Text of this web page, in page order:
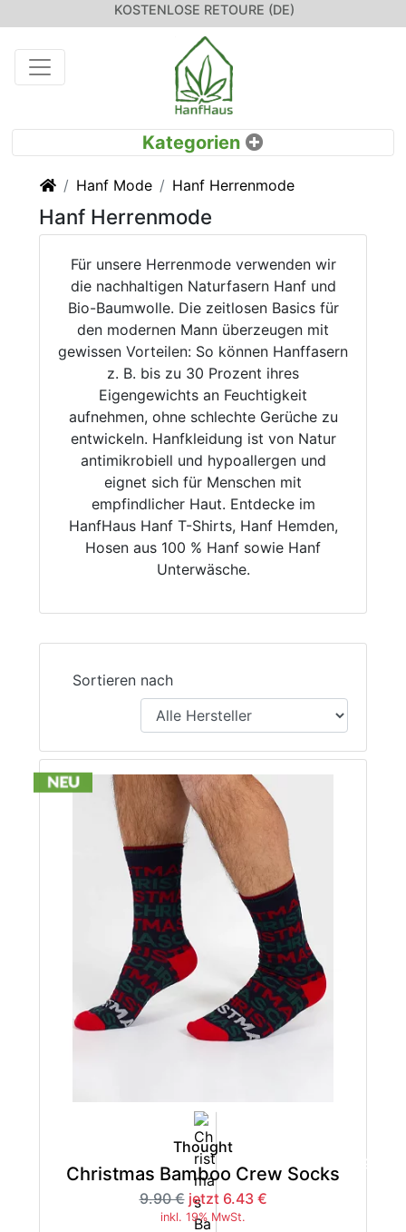
KOSTENLOSE RETOURE (DE)
Startseite
Hanf Mode Hanf Herrenmode
Hanf Herrenmode
Für unsere Herrenmode verwenden wir
die nachhaltigen Naturfasern Hanf und
Bio-Baumwolle. Die zeitlosen Basics für
den modernen Mann überzeugen mit
gewissen Vorteilen: So können Hanffasern
z. B. bis zu 30 Prozent ihres
Eigengewichts an Feuchtigkeit
aufnehmen, ohne schlechte Gerüche zu
entwickeln. Hanfkleidung ist von Natur
antimikrobiell und hypoallergen und
eignet sich für Menschen mit
empfindlicher Haut. Entdecke im
HanfHaus Hanf T-Shirts, Hanf Hemden,
Hosen aus 100 % Hanf sowie Hanf
Unterwäsche.
Sortieren nach
Thought
Christmas Bamboo Crew Socks
9.90 € jetzt 6.43 €
inkl. 19% MwSt.
-35%